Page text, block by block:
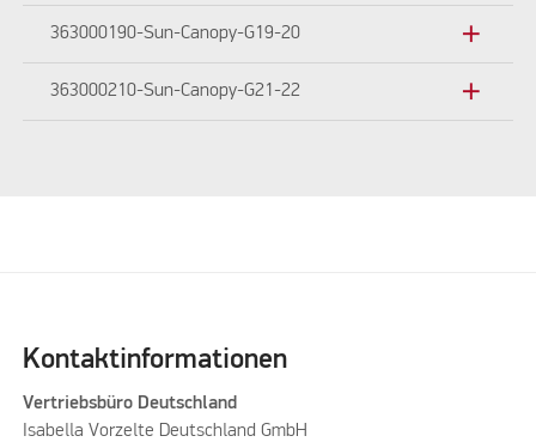
363000190-Sun-Canopy-G19-20 add
363000210-Sun-Canopy-G21-22 add
Kontaktinformationen
Vertriebsbüro Deutschland
Isabella Vorzelte Deutschland GmbH